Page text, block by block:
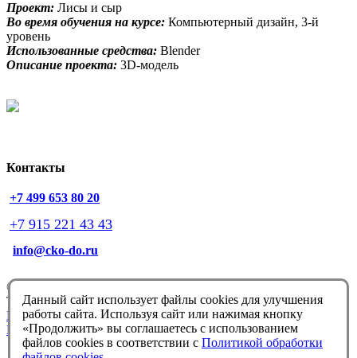
Проект: Лисы и сыр
Во время обучения на курсе: Компьютерный дизайн, 3-й
уровень
Использованные средства: Blender
Описание проекта: 3D-модель
Контакты
+7 499 653 80 20
+7 915 221 43 43
info@cko-do.ru
© Немцова Т.И. 1998-2026
Техподдержка:info@cko-do.ru
Политика конфиденциальности
Политика обработки файлов cookies
Данный сайт использует файлы cookies для улучшения
работы сайта. Используя сайт или нажимая кнопку
«Продолжить» вы соглашаетесь с использованием
файлов cookies в соответствии с Политикой обработки